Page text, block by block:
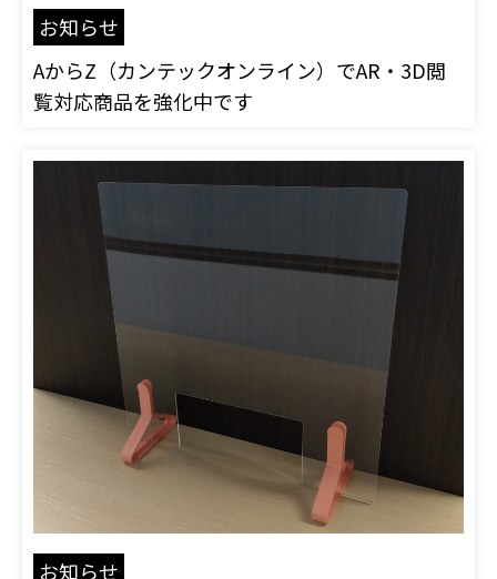
お知らせ
AからZ（カンテックオンライン）でAR・3D閲
覧対応商品を強化中です
お知らせ